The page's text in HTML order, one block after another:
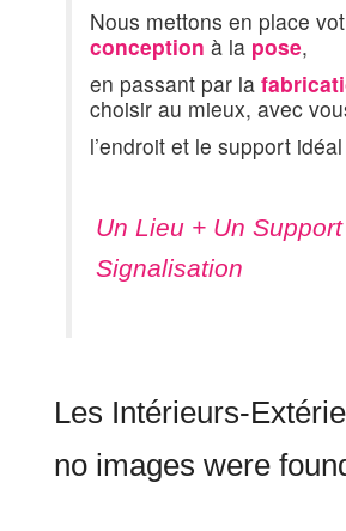
Nous mettons en place
conception à la pose,
en passant par la
choisir au mieux, avec
l’endroit et le support
Un Lieu + Un Support
Signalisation
Les Intérieurs-
no images were